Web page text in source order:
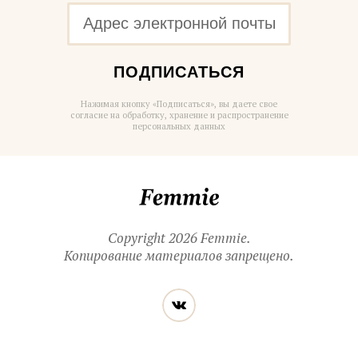
ПОДПИСАТЬСЯ
Нажимая кнопку «Подписаться», вы даете свое
согласие на обработку, хранение и распространение
персональных данных
Copyright 2026 Femmie.
Копирование материалов запрещено.
Читайте
нас
в социальных